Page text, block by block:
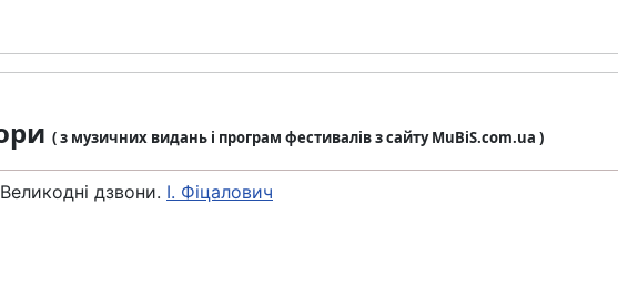
( з музичних видань і програм фестивалів з сайту MuBiS.com.ua )
Великодні дзвони. І. Фіцалович